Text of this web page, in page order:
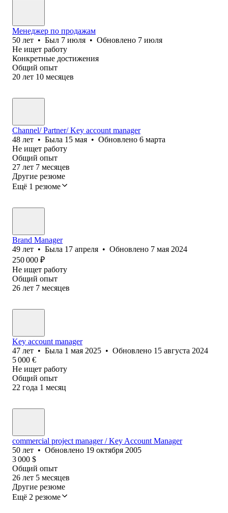
Менеджер по продажам
50 лет • Был 7 июля • Обновлено 7 июля
Не ищет работу
Конкретные достижения
Общий опыт
20 лет 10 месяцев
Channel/ Partner/ Key account manager
48 лет • Была 15 мая • Обновлено 6 марта
Не ищет работу
Общий опыт
27 лет 7 месяцев
Другие резюме
Ещё 1 резюме
Brand Manager
49 лет • Была 17 апреля • Обновлено 7 мая 2024
250 000 ₽
Не ищет работу
Общий опыт
26 лет 7 месяцев
Key account manager
47 лет • Была 1 мая 2025 • Обновлено 15 августа 2024
5 000 €
Не ищет работу
Общий опыт
22 года 1 месяц
commercial project manager / Key Account Manager
50 лет • Обновлено 19 октября 2005
3 000 $
Общий опыт
26 лет 5 месяцев
Другие резюме
Ещё 2 резюме